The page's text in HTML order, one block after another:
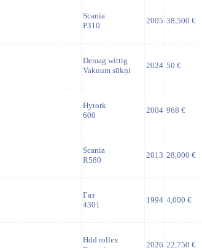
Scania
P310
2005 38,500 €
Demag wittig
Vakuum sūkņi
2024 50 €
Hytork
600
2004 968 €
Scania
R580
2013 28,000 €
Газ
4301
1994 4,000 €
Hdd rollex
2026 22,750 €